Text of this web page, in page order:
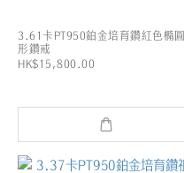
3.61卡PT950鉑金培育鑽紅色橢圓
形鑽戒
HK$15,800.00